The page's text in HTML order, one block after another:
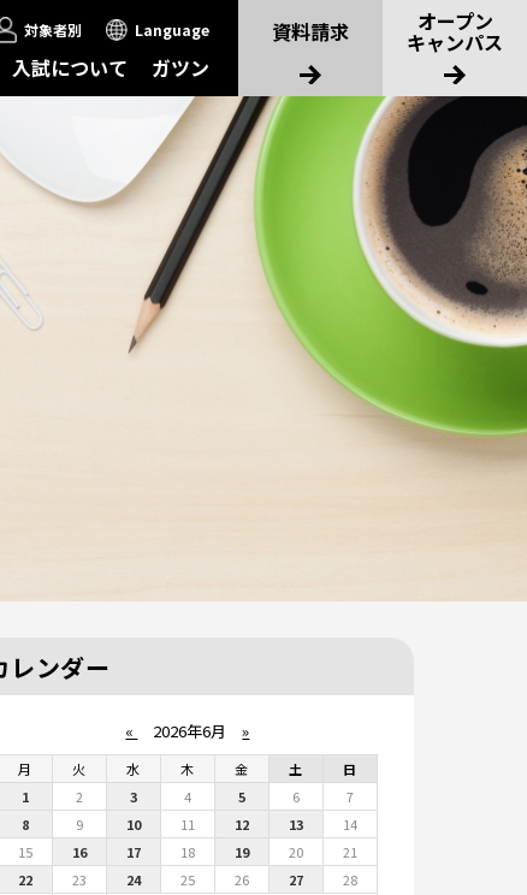
対象者別 Language
入試について ガツン
資料請求 オープン
キャンパス
レンダー
« 2026年6月 »
月 火 水 木 金 土
日
1
2 3 4 5 6
7
8
9 10 11 12 13
14
15
16 17 18 19 20
21
22
23 24 25 26 27
28